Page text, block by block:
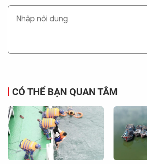
CÓ THỂ BẠN QUAN TÂM